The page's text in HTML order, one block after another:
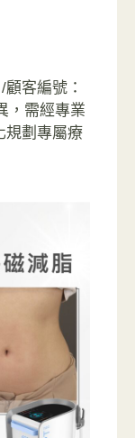
客編號：
，需經專業
規劃專屬療